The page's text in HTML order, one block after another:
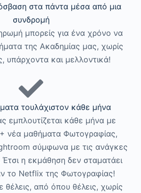
στα πάντα μέσα από μια
συνδρομή
μπορείς για ένα χρόνο να
της Ακαδημίας μας, χωρίς
υπάρχοντα και μελλοντικά!
τουλάχιστον κάθε μήνα
εμπλουτίζεται κάθε μήνα με
νέα μαθήματα Φωτογραφίας,
σύμφωνα με τις ανάγκες
η εκμάθηση δεν σταματάει
το Netflix της Φωτογραφίας!
θέλεις, από όπου θέλεις, χωρίς